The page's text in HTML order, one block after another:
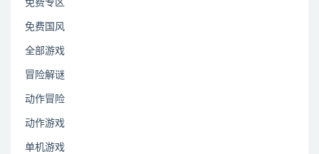
免费专区
免费国风
全部游戏
冒险解谜
动作冒险
动作游戏
单机游戏